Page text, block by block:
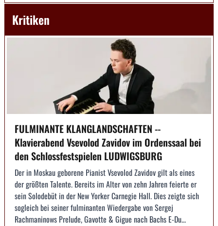
Kritiken
FULMINANTE KLANGLANDSCHAFTEN --
Klavierabend Vsevolod Zavidov im Ordenssaal bei
den Schlossfestspielen LUDWIGSBURG
Der in Moskau geborene Pianist Vsevolod Zavidov gilt als eines
der größten Talente. Bereits im Alter von zehn Jahren feierte er
sein Solodebüt in der New Yorker Carnegie Hall. Dies zeigte sich
sogleich bei seiner fulminanten Wiedergabe von Sergej
Rachmaninows Prelude, Gavotte & Gigue nach Bachs E-Du...